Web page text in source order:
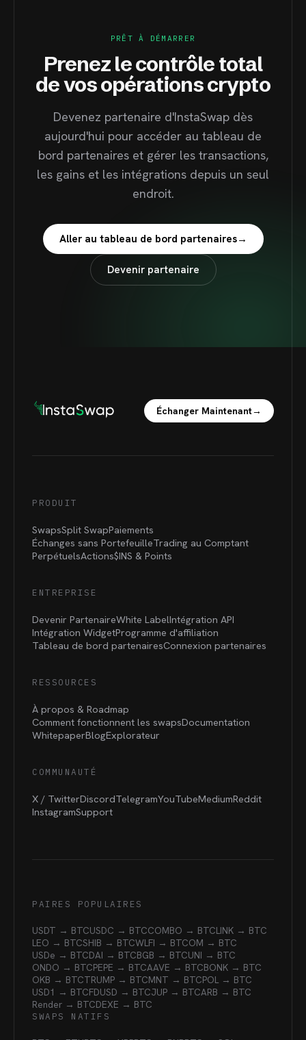
PRÊT À DÉMARRER
Prenez le contrôle total
de vos opérations crypto
Devenez partenaire d'InstaSwap dès
aujourd'hui pour accéder au tableau de
bord partenaires et gérer les transactions,
les gains et les intégrations depuis un seul
endroit.
Aller au tableau de bord partenaires→
Devenir partenaire
Échanger Maintenant→
PRODUIT
SwapsSplit SwapPaiements
Échanges sans PortefeuilleTrading au Comptant
PerpétuelsActions$INS & Points
ENTREPRISE
Devenir PartenaireWhite LabelIntégration API
Intégration WidgetProgramme d'affiliation
Tableau de bord partenairesConnexion partenaires
RESSOURCES
À propos & Roadmap
Comment fonctionnent les swapsDocumentation
WhitepaperBlogExplorateur
COMMUNAUTÉ
X / TwitterDiscordTelegramYouTubeMediumReddit
InstagramSupport
PAIRES POPULAIRES
USDT → BTCUSDC → BTCCOMBO → BTCLINK → BTC
LEO → BTCSHIB → BTCWLFI → BTCOM → BTC
USDe → BTCDAI → BTCBGB → BTCUNI → BTC
ONDO → BTCPEPE → BTCAAVE → BTCBONK → BTC
OKB → BTCTRUMP → BTCMNT → BTCPOL → BTC
USD1 → BTCFDUSD → BTCJUP → BTCARB → BTC
Render → BTCDEXE → BTC
SWAPS NATIFS